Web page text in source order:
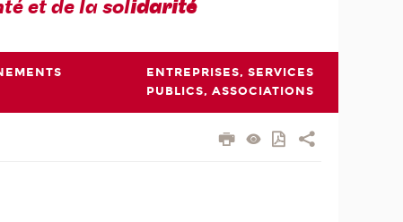
et de la solidarité
ENTREPRISES, SERVICES
PUBLICS, ASSOCIATIONS